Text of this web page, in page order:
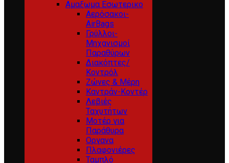
Αμαξωμα Εσωτερικο
Αερόσακοι-
AirBags
Γρύλλοι-
Μηχανισμοί
Παραθύρων
Διακόπτες/
Κοντρόλ
Ζώνες & Μέρη
Καντράν-Κοντέρ
Λεβιές
Ταχυτήτων
Μοτέρ για
Παράθυρα
Οργανα
Πλαφονιέρες
Ταμπλό